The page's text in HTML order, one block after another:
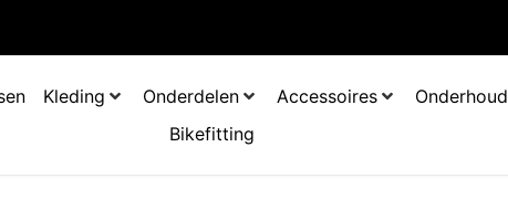
Kleding Onderdelen Accessoires Onderhoud
Bikefitting